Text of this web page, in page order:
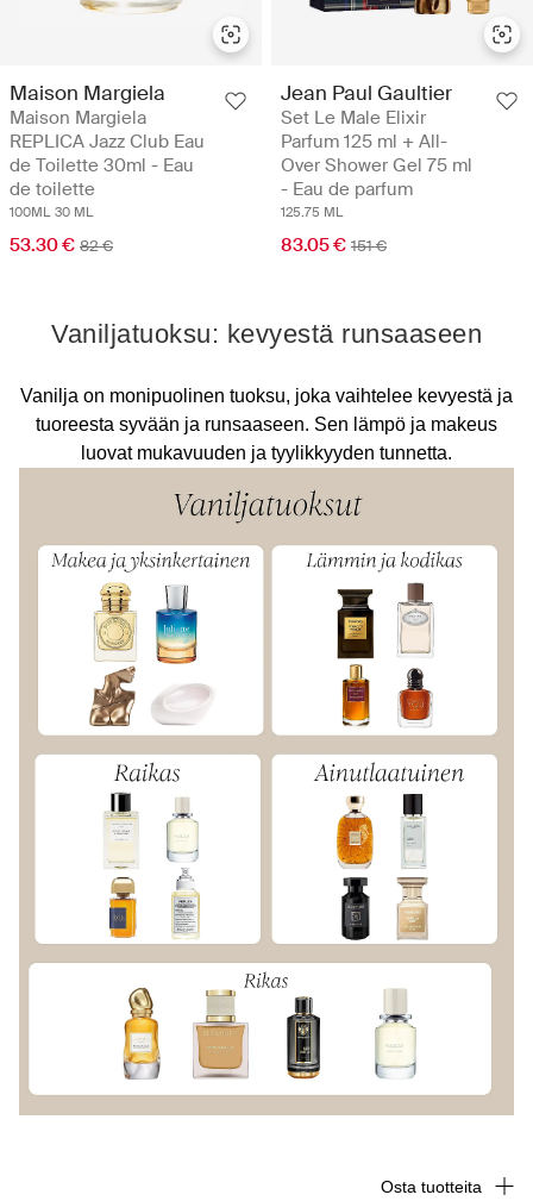
Maison Margiela
Maison Margiela
REPLICA Jazz Club Eau
de Toilette 30ml - Eau
de toilette
100ML 30 ML
53.30 € 82 €
Jean Paul Gaultier
Set Le Male Elixir
Parfum 125 ml + All-
Over Shower Gel 75 ml
- Eau de parfum
125.75 ML
83.05 € 151 €
Osta tuotteita
Vaniljatuoksu: kevyestä runsaaseen
Vanilja on monipuolinen tuoksu, joka vaihtelee kevyestä ja
tuoreesta syvään ja runsaaseen. Sen lämpö ja makeus
luovat mukavuuden ja tyylikkyyden tunnetta.